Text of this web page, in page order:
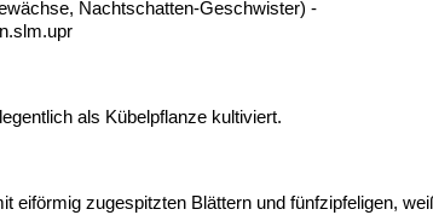
Nachtschatten-Geschwister) -
als Kübelpflanze kultiviert.
eiförmig zugespitzten Blättern und fünfzipfeligen,